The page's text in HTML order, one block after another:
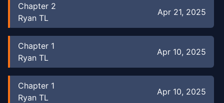
Chapter 2
Ryan TL
Apr 21, 2025
Chapter 1
Ryan TL
Apr 10, 2025
Chapter 1
Ryan TL
Apr 10, 2025